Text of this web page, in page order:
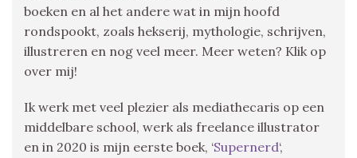
boeken en al het andere wat in mijn hoofd
rondspookt, zoals hekserij, mythologie, schrijven,
illustreren en nog veel meer. Meer weten? Klik op
over mij!
Ik werk met veel plezier als mediathecaris op een
middelbare school, werk als freelance illustrator
en in 2020 is mijn eerste boek, ‘Supernerd‘,